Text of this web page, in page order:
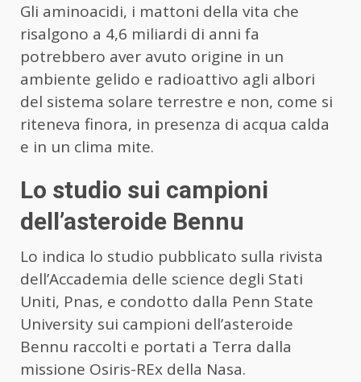
Gli aminoacidi, i mattoni della vita che
risalgono a 4,6 miliardi di anni fa
potrebbero aver avuto origine in un
ambiente gelido e radioattivo agli albori
del sistema solare terrestre e non, come si
riteneva finora, in presenza di acqua calda
e in un clima mite.
Lo studio sui campioni
dell’asteroide Bennu
Lo indica lo studio pubblicato sulla rivista
dell’Accademia delle science degli Stati
Uniti, Pnas, e condotto dalla Penn State
University sui campioni dell’asteroide
Bennu raccolti e portati a Terra dalla
missione Osiris-REx della Nasa.